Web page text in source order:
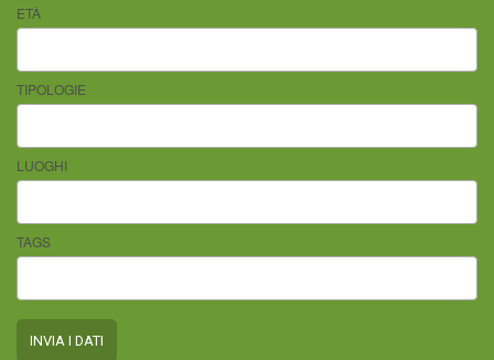
ETÀ
TIPOLOGIE
LUOGHI
TAGS